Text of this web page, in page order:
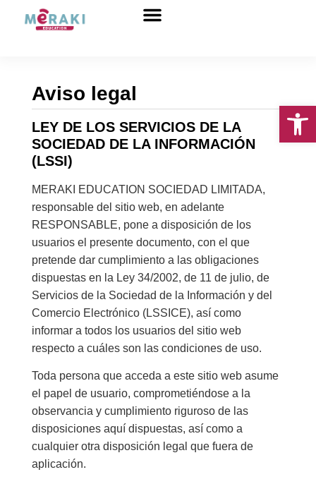
Aviso legal
LEY DE LOS SERVICIOS DE LA
SOCIEDAD DE LA INFORMACIÓN
(LSSI)
MERAKI EDUCATION SOCIEDAD LIMITADA,
responsable del sitio web, en adelante
RESPONSABLE, pone a disposición de los
usuarios el presente documento, con el que
pretende dar cumplimiento a las obligaciones
dispuestas en la Ley 34/2002, de 11 de julio, de
Servicios de la Sociedad de la Información y del
Comercio Electrónico (LSSICE), así como
informar a todos los usuarios del sitio web
respecto a cuáles son las condiciones de uso.
Toda persona que acceda a este sitio web asume
el papel de usuario, comprometiéndose a la
observancia y cumplimiento riguroso de las
disposiciones aquí dispuestas, así como a
cualquier otra disposición legal que fuera de
aplicación.
Abrir